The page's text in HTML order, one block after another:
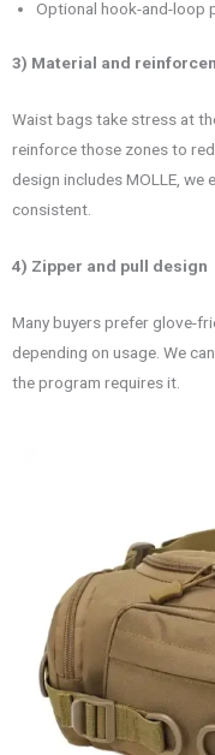
Optional hook-and-loop
3) Material and
Waist bags take stress at
reinforce those zones to
design includes MOLLE,
consistent.
4) Zipper and pull design
Many buyers prefer glove-
depending on usage. We
the program requires it.